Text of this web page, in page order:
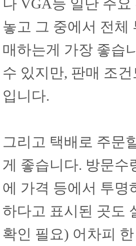
나 VGA등 일단 주
놓고 그 중에서 전체
매하는게 가장 좋습
수 있지만, 판매 조
입니다.
그리고 택배로 주문
게 좋습니다. 방문수
에 가격 등에서 투명
하다고 표시된 곳도
확인 필요) 어차피